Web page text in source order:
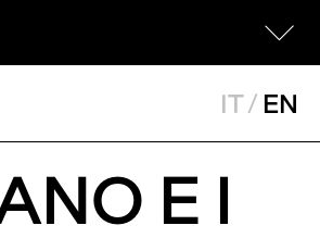
IT/ EN
E I